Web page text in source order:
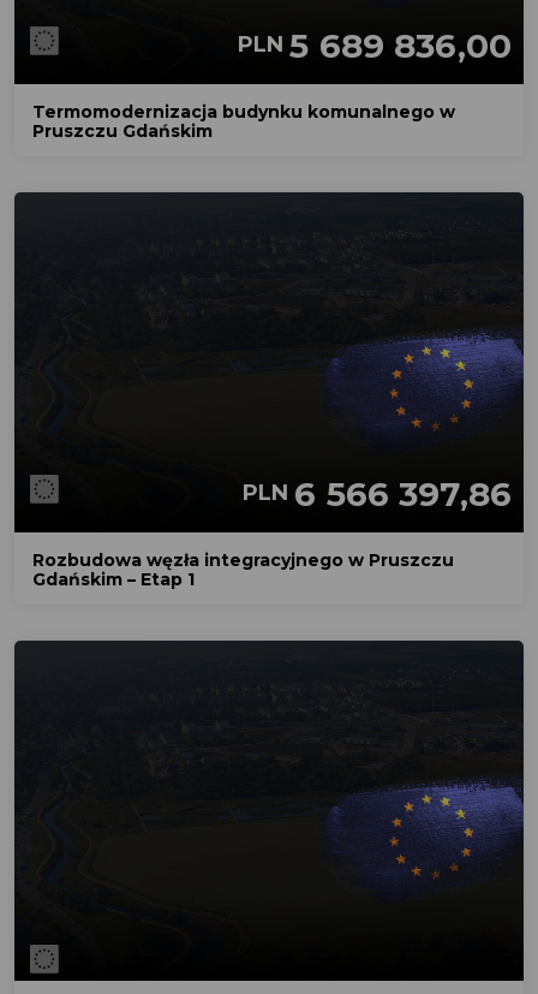
PLN 5 689 836,00
Termomodernizacja budynku komunalnego w
Pruszczu Gdańskim
PLN 6 566 397,86
Rozbudowa węzła integracyjnego w Pruszczu
Gdańskim – Etap 1